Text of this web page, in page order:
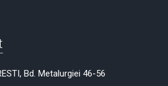
Bd. Metalurgiei 46-56